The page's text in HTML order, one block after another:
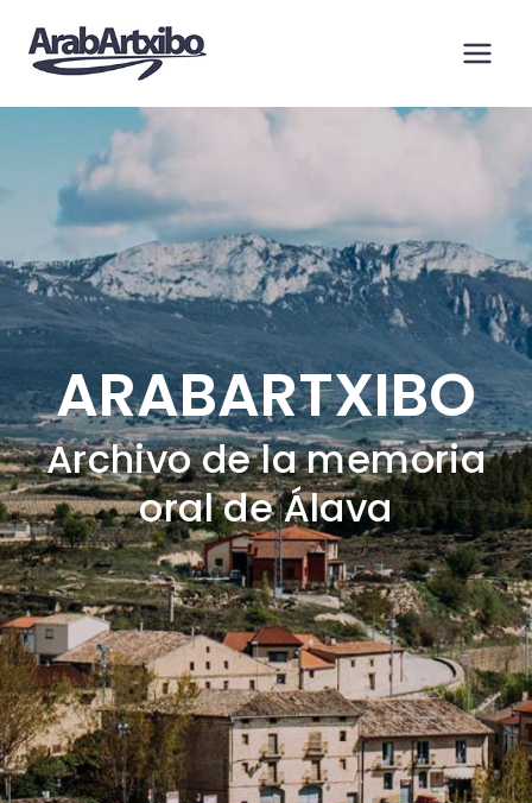
contenido
ARABARTXIBO
Archivo de la memoria
oral de Álava